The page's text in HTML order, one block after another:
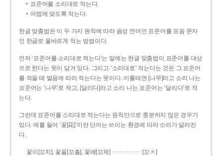
표준어를 소리대로 적는다.
어법에 맞도록 적는다.
한글 맞춤법은 이 두 가지 원칙에 따라 음성 언어인 표준어를 표음 문자
인 한글로 올바르게 적는 방법이다.
먼저 ‘표준어를 소리대로 적는다’는 말에는 한글 맞춤법이 표준어를 대상
으로 한다는 뜻이 담겨 있다. 그리고 ‘소리대로’ 적는다는 것은 그 표준어
를 적을 때 발음에 따라 적는다는 뜻이다. 이를테면 [나무]라고 소리 나는
표준어는 ‘나무’로 적고, [달리다]라고 소리 나는 표준어는 ‘달리다’로 적
는다.
그런데 표준어를 소리대로 적는다는 원칙만으로 충분하지 않은 경우가
있다. 예를 들어 ‘꽃[花]’이란 단어는 쓰이는 환경에 따라 소리가 달라진
다.
꽃이[꼬치], 꽃을[꼬츨], 꽃에[꼬체] …………… [꼬ㅊ]